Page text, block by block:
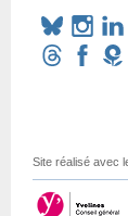
Site réalisé avec